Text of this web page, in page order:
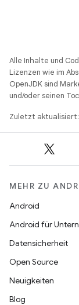
Alle Inhalte und
Lizenzen wie im
OpenJDK sind
und/oder seinen
Zuletzt
MEHR ZU
Android
Android für
Datensicherheit
Open Source
Neuigkeiten
Blog